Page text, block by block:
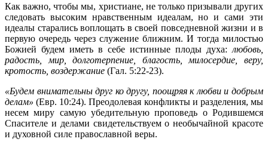
Как важно, чтобы мы, христиане, не только призывали других
следовать высоким нравственным идеалам, но и сами эти
идеалы старались воплощать в своей повседневной жизни и в
первую очередь через служение ближним. И тогда милостью
Божией будем иметь в себе истинные плоды духа: любовь,
радость, мир, долготерпение, благость, милосердие, веру,
кротость, воздержание (Гал. 5:22-23).
«Будем внимательны друг ко другу, поощряя к любви и добрым
делам» (Евр. 10:24). Преодолевая конфликты и разделения, мы
несем миру самую убедительную проповедь о Родившемся
Спасителе и делами свидетельствуем о необычайной красоте
и духовной силе православной веры.